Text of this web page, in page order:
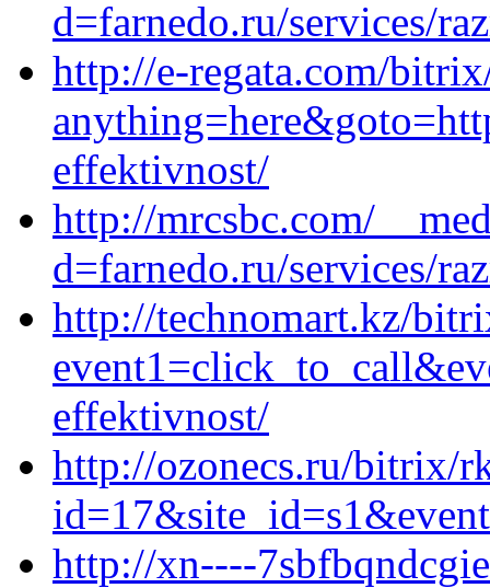
d=farnedo.ru/services/
http://e-regata.com/
effektivnost/
http://mrcsbc.com/
d=farnedo.ru/services/
http://technomart.kz/
effektivnost/
http://ozonecs.ru/bitrix/
http://xn----